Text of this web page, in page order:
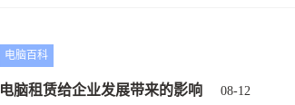
电脑百科
电脑租赁给企业发展带来的影响 08-12